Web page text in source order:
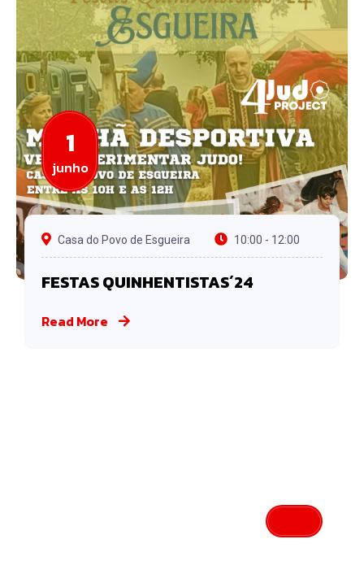
Casa do Povo de Esgueira 10:00 - 12:00
1
junho
FESTAS QUINHENTISTAS´24
Read More